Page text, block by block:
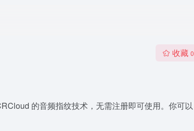
收藏 0
的音频指纹技术，无需注册即可使用。你可以